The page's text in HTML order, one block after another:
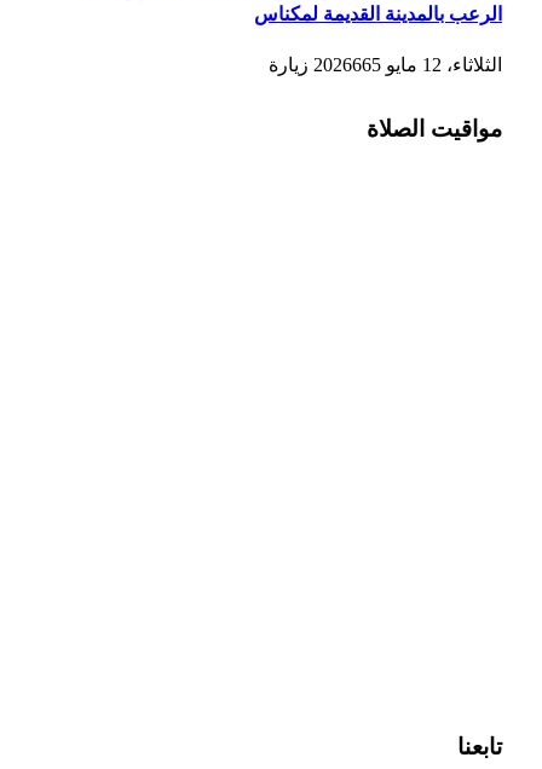
الرعب بالمدينة القديمة لمكناس
الثلاثاء، 12 مايو 2026 665 زيارة
مواقيت الصلاة
تابعنا